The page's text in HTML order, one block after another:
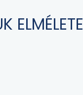
ELMÉLETE